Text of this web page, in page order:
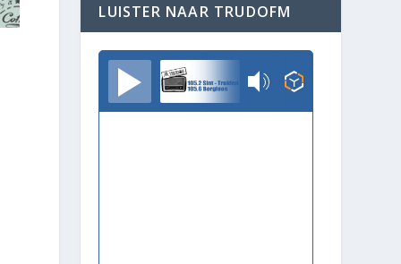
LUISTER NAAR TRUDOFM
TrudoFM